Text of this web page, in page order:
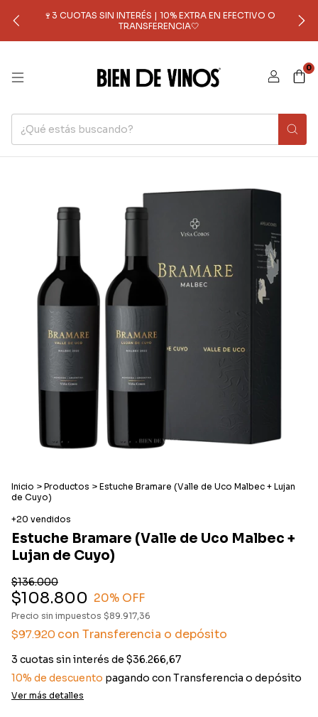
🍷3 CUOTAS SIN INTERÉS | 10% EXTRA EN EFECTIVO O
TRANSFERENCIA🤍
0
Inicio > Productos > Estuche Bramare (Valle de Uco Malbec + Lujan
de Cuyo)
+20 vendidos
Estuche Bramare (Valle de Uco Malbec +
Lujan de Cuyo)
$136.000
$108.800 20% OFF
Precio sin impuestos $89.917,36
$97.920 con Transferencia o depósito
3 cuotas sin interés de $36.266,67
10% de descuento pagando con Transferencia o depósito
Ver más detalles